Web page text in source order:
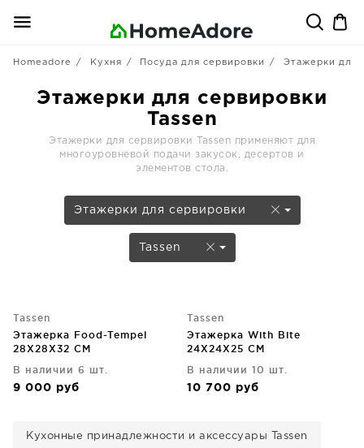
Homeadore Кухня Посуда для сервировки Этажерки для
Этажерки для сервировки
Tassen
Этажерки для сервировки Tassen применяют для
многоуровневой подачи закусок, десертов и
элементов стола.
Этажерки для сервировки
Tassen
Tassen
Этажерка Food-Tempel
28X28X32 CM
В наличии 6 шт.
9 000 руб
Tassen
Этажерка With Bite
24X24X25 CM
В наличии 10 шт.
10 700 руб
Кухонные принадлежности и аксессуары Tassen